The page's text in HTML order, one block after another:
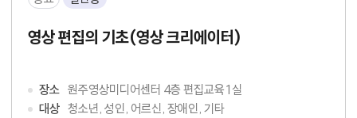
영상 편집의 기초(영상 크리에이터)
장소 원주영상미디어센터 4층 편집교육1실
대상 청소년, 성인, 어르신, 장애인, 기타